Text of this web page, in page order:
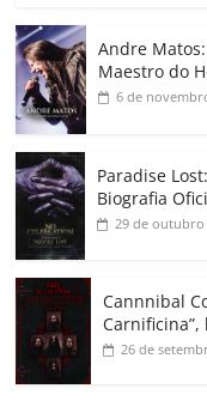
Andre
Maestro do
6 de
Paradise
Biografia
29 de outubro
Cannnibal
26 de